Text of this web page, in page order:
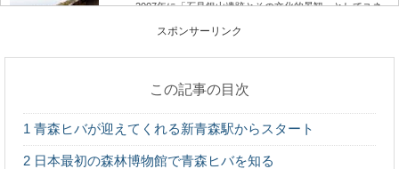
2007年に「石見銀山遺跡とその文化的景観」としてユネ
週末は三浦半島で、小網代の森ハイキングと
マグロの旅
都心から近く、多くの人がマグロを食べに訪れる観光
地、神奈川県の三浦半島。 ここには、貴重な自然...
スポンサーリンク
この記事の目次
1 青森ヒバが迎えてくれる新青森駅からスタート
2 日本最初の森林博物館で青森ヒバを知る